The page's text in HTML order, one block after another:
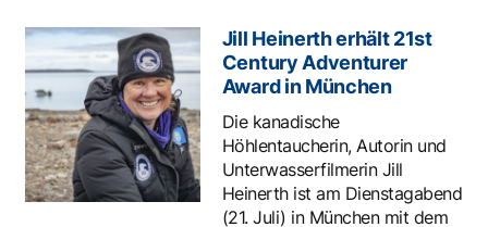
Jill Heinerth erhält 21st
Century Adventurer
Award in München
Die kanadische
Höhlentaucherin, Autorin und
Unterwasserfilmerin Jill
Heinerth ist am Dienstagabend
(21. Juli) in München mit dem